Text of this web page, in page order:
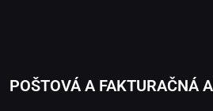
POŠTOVÁ A FAKTURAČNÁ